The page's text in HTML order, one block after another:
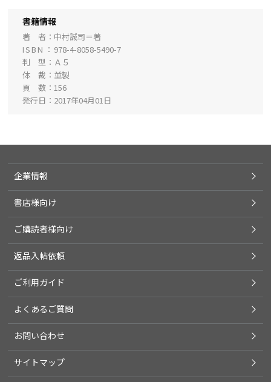
書籍情報
著 者
中村誠司＝著
ISBN
978-4-8058-5490-7
判 型
Ａ５
体 裁
並製
頁 数
156
発行日
2017年04月01日
企業情報
書店様向け
ご購読者様向け
返品入帖依頼
ご利用ガイド
よくあるご質問
お問い合わせ
サイトマップ